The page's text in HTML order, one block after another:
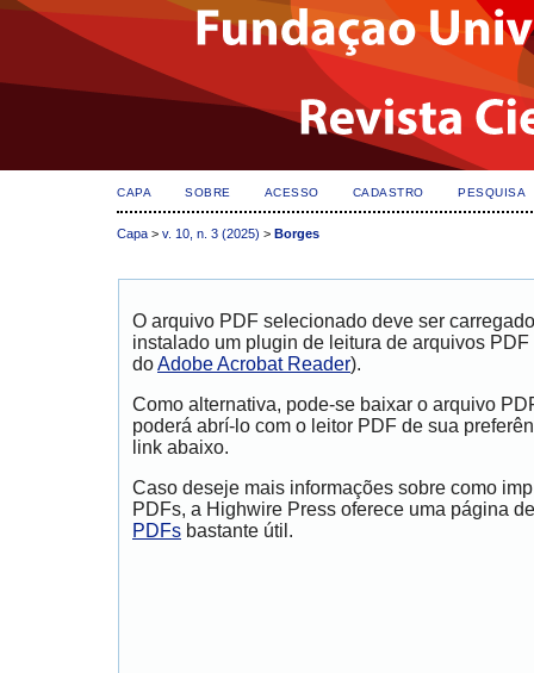
CAPA SOBRE ACESSO CADASTRO PESQUISA
Capa > v. 10, n. 3 (2025) > Borges
O arquivo PDF selecionado deve ser
instalado um plugin de leitura de arquivos
doAdobe Acrobat Reader).
Como alternativa, pode-se baixar o arquivo
poderá abrí-lo com o leitor PDF de sua
link abaixo.
Caso deseje mais informações sobre como
PDFs, a Highwire Press oferece uma página
PDFs bastante útil.